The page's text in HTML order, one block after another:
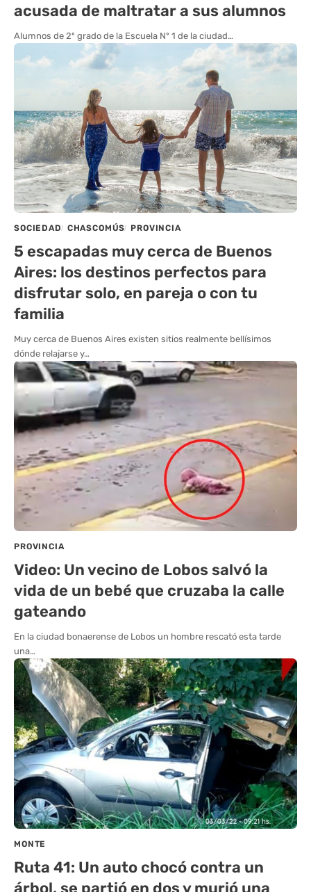
acusada de maltratar a sus alumnos
Alumnos de 2º grado de la Escuela Nº 1 de la ciudad…
SOCIEDAD CHASCOMÚS PROVINCIA
5 escapadas muy cerca de Buenos
Aires: los destinos perfectos para
disfrutar solo, en pareja o con tu
familia
Muy cerca de Buenos Aires existen sitios realmente bellísimos
dónde relajarse y…
PROVINCIA
Video: Un vecino de Lobos salvó la
vida de un bebé que cruzaba la calle
gateando
En la ciudad bonaerense de Lobos un hombre rescató esta tarde
una…
MONTE
Ruta 41: Un auto chocó contra un
árbol, se partió en dos y murió una